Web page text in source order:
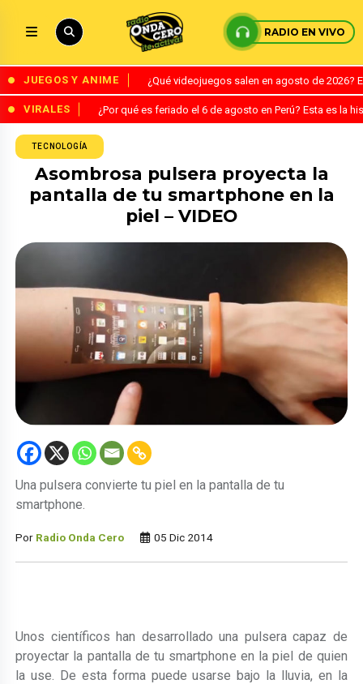
RADIO EN VIVO
JUEGOS Y ANIME ¿Qué videojuegos salen en agosto de
VIRALES ¿Por qué es feriado el 6 de agosto en Perú? Esta es la
TECNOLOGÍA
Asombrosa pulsera proyecta la
pantalla de tu smartphone en la
piel – VIDEO
Una pulsera convierte tu piel en la pantalla de tu
smartphone.
Por Radio Onda Cero 05 Dic 2014
Unos científicos han desarrollado una pulsera capaz de
proyectar la pantalla de tu smartphone en la piel de quien
la use. De esta forma puede usarse bajo la lluvia, en la